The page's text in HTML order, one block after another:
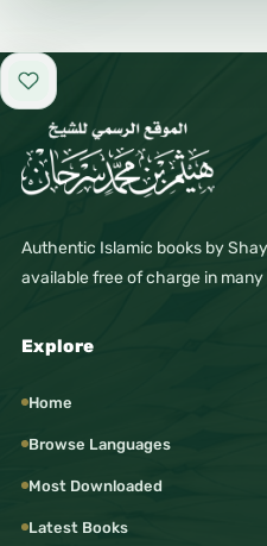
Add to favorites
Authentic Islamic books by
available free of charge in many
Explore
Home
Browse Languages
Most Downloaded
Latest Books